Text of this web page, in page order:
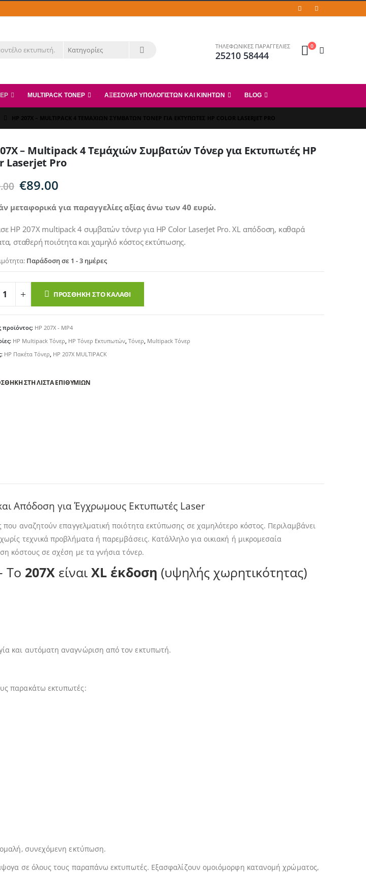
ΤΗΛΕΦΩΝΙΚΕΣ ΠΑΡΑΓΓΕΛΙΕΣ
25210 58444
0
MULTIPACK ΤΌΝΕΡ ΑΞΕΣΟΥΆΡ ΥΠΟΛΟΓΙΣΤΏΝ ΚΑΙ ΚΙΝΗΤΏΝ BLOG
– Multipack 4 Τεμάχιών Συμβατών Τόνερ για Εκτυπωτές HP
Laserjet Pro
Original
was:
€89.00
τιμή
€89.00.
μεταφορικά για παραγγελίες αξίας άνω των 40 ευρώ.
HP 207X multipack 4 συμβατών τόνερ για HP Color LaserJet Pro. XL απόδοση, καθαρά
σταθερή ποιότητα και χαμηλό κόστος εκτύπωσης.
Παράδοση σε 1 - 3 ημέρες
ΠΡΟΣΘΉΚΗ ΣΤΟ ΚΑΛΆΘΙ
προϊόντος: HP 207X - MP4
HP Multipack Τόνερ HP Τόνερ Εκτυπωτών Τόνερ Multipack Τόνερ
HP Πακέτα Τόνερ HP 207X MULTIPACK
ΣΤΗ ΛΊΣΤΑ ΕΠΙΘΥΜΙΏΝ
Απόδοση για Έγχρωμους Εκτυπωτές Laser
αναζητούν επαγγελματική ποιότητα εκτύπωσης σε χαμηλότερο κόστος. Περιλαμβάνει
τεχνικά προβλήματα ή παρεμβάσεις. Κατάλληλο για οικιακή ή μικρομεσαία
κόστους σε σχέση με τα γνήσια τόνερ.
Το 207X είναι XL έκδοση (υψηλής χωρητικότητας)
και αυτόματη αναγνώριση από τον εκτυπωτή.
παρακάτω εκτυπωτές:
ομαλή, συνεχόμενη εκτύπωση.
σε όλους τους παραπάνω εκτυπωτές. Εξασφαλίζουν ομοιόμορφη κατανομή χρώματος,